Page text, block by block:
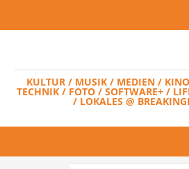
KULTUR / MUSIK / MEDIEN /
TECHNIK / FOTO / SOFTWARE+ /
/ LOKALES @